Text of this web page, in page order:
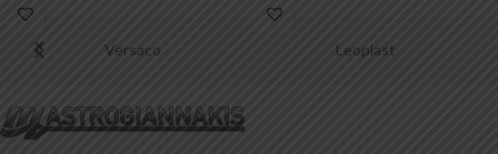
Versaco Leoplast